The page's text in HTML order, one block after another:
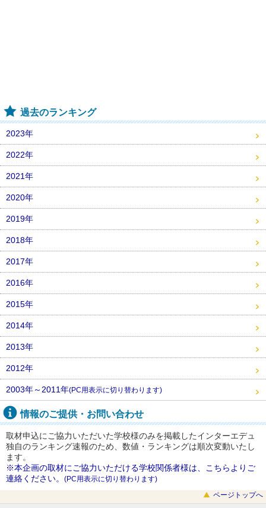
過去のランキング
2023年
2022年
2021年
2020年
2019年
2018年
2017年
2016年
2015年
2014年
2013年
2012年
2003年～2011年(PC用表示に切り替わります)
情報のご提供・お問い合わせ
取材申込にご協力いただいた学校様のみを掲載したインターエデュ
独自のランキング速報のため、数値・ランキングは順次変動いたし
ます。
※本企画の取材にご協力いただける学校関係者様は、こちらよりご
連絡ください。 (PC用表示に切り替わります)
ページトップへ